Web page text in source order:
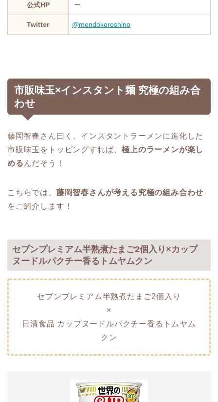
公式HP ー
Twitter @mendokoroshino
市販味玉×インスタント麺 究極の組み合
わせ
藤岡智春さん曰く、インスタントラーメンに進化した
市販味玉をトッピングすれば、極上のラーメンが楽し
める んだそう！
こちらでは、 藤岡智春さんが考える究極の組み合わせ
をご紹介します！
セブンプレミアム半熟煮たまご2個入り×カップ
ヌードルパクチー香るトムヤムクン
セブンプレミアム半熟煮たまご2個入り
×
日清食品 カップヌードルパクチー香るトムヤム
クン